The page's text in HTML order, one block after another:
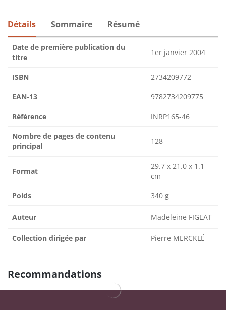
Détails Sommaire Résumé
Date de première publication du
titre
1er janvier 2004
ISBN 2734209772
EAN-13 9782734209775
Référence INRP165-46
Nombre de pages de contenu
principal
128
Format
29.7 x 21.0 x 1.1
cm
Poids 340 g
Auteur Madeleine FIGEAT
Collection dirigée par Pierre MERCKLÉ
Recommandations